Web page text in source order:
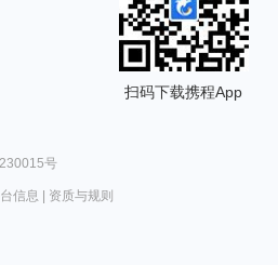
扫码下载携程App
号
信息 | 资质与规则